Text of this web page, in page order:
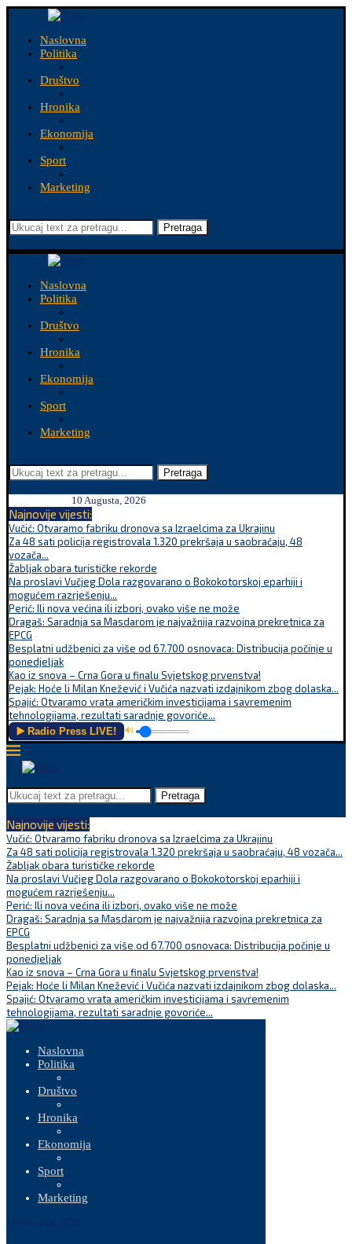
Naslovna
Politika
Društvo
Hronika
Ekonomija
Sport
Marketing
Pretraga
Naslovna
Politika
Društvo
Hronika
Ekonomija
Sport
Marketing
Pretraga
10 Augusta, 2026
Najnovije vijesti:
Vučić: Otvaramo fabriku dronova sa Izraelcima za Ukrajinu
Za 48 sati policija registrovala 1.320 prekršaja u saobraćaju, 48
vozača...
Žabljak obara turističke rekorde
Na proslavi Vučjeg Dola razgovarano o Bokokotorskoj eparhiji i
mogućem razrješenju...
Perić: Ili nova većina ili izbori, ovako više ne može
Dragaš: Saradnja sa Masdarom je najvažnija razvojna prekretnica za
EPCG
Besplatni udžbenici za više od 67.700 osnovaca: Distribucija počinje u
ponedjeljak
Kao iz snova – Crna Gora u finalu Svjetskog prvenstva!
Pejak: Hoće li Milan Knežević i Vučića nazvati izdajnikom zbog dolaska...
Spajić: Otvaramo vrata američkim investicijama i savremenim
tehnologijama, rezultati saradnje govoriće...
▶️ Radio Press LIVE! 🔊
Pretraga
Najnovije vijesti:
Vučić: Otvaramo fabriku dronova sa Izraelcima za Ukrajinu
Za 48 sati policija registrovala 1.320 prekršaja u saobraćaju, 48 vozača...
Žabljak obara turističke rekorde
Na proslavi Vučjeg Dola razgovarano o Bokokotorskoj eparhiji i
mogućem razrješenju...
Perić: Ili nova većina ili izbori, ovako više ne može
Dragaš: Saradnja sa Masdarom je najvažnija razvojna prekretnica za
EPCG
Besplatni udžbenici za više od 67.700 osnovaca: Distribucija počinje u
ponedjeljak
Kao iz snova – Crna Gora u finalu Svjetskog prvenstva!
Pejak: Hoće li Milan Knežević i Vučića nazvati izdajnikom zbog dolaska...
Spajić: Otvaramo vrata američkim investicijama i savremenim
tehnologijama, rezultati saradnje govoriće...
Naslovna
Politika
Društvo
Hronika
Ekonomija
Sport
Marketing